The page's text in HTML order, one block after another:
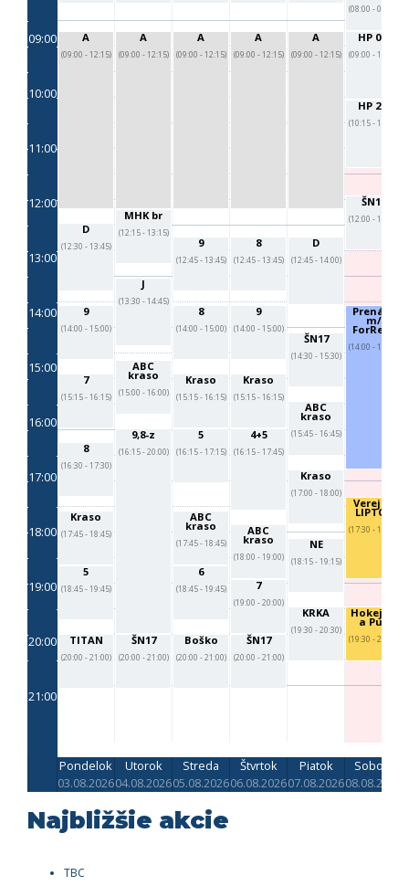
09:00
10:00
11:00
12:00
13:00
14:00
15:00
16:00
17:00
18:00
19:00
20:00
21:00
A
(09:00 - 12:15)
D
(12:30 - 13:45)
9
(14:00 - 15:00)
7
(15:15 - 16:15)
8
(16:30 - 17:30)
Kraso
(17:45 - 18:45)
5
(18:45 - 19:45)
TITAN
(20:00 - 21:00)
A
(09:00 - 12:15)
MHK br
(12:15 - 13:15)
J
(13:30 - 14:45)
ABC
kraso
(15:00 - 16:00)
9,8-z
(16:15 - 20:00)
ŠN17
(20:00 - 21:00)
A
(09:00 - 12:15)
9
(12:45 - 13:45)
8
(14:00 - 15:00)
Kraso
(15:15 - 16:15)
5
(16:15 - 17:15)
ABC
kraso
(17:45 - 18:45)
6
(18:45 - 19:45)
Boško
(20:00 - 21:00)
A
(09:00 - 12:15)
8
(12:45 - 13:45)
9
(14:00 - 15:00)
Kraso
(15:15 - 16:15)
4+5
(16:15 - 17:45)
ABC
kraso
(18:00 - 19:00)
7
(19:00 - 20:00)
ŠN17
(20:00 - 21:00)
A
(09:00 - 12:15)
D
(12:45 - 14:00)
ŠN17
(14:30 - 15:30)
ABC
kraso
(15:45 - 16:45)
Kraso
(17:00 - 18:00)
NE
(18:15 - 19:15)
KRKA
(19:30 - 20:30)
(08:00 - 09:00)
HP 0-1
(09:00 - 10:15)
HP 2-3
(10:15 - 11:30)
ŠN17
(12:00 - 13:00)
Prenájo
m/
ForRent
(14:00 - 17:00)
Verejko
LIPTOV
(17:30 - 19:00)
Hokejka
a Puk
(19:30 - 20:30)
Pondelok
03.08.2026
Utorok
04.08.2026
Streda
05.08.2026
Štvrtok
06.08.2026
Piatok
07.08.2026
Sobota
08.08.2026
Najbližšie akcie
TBC